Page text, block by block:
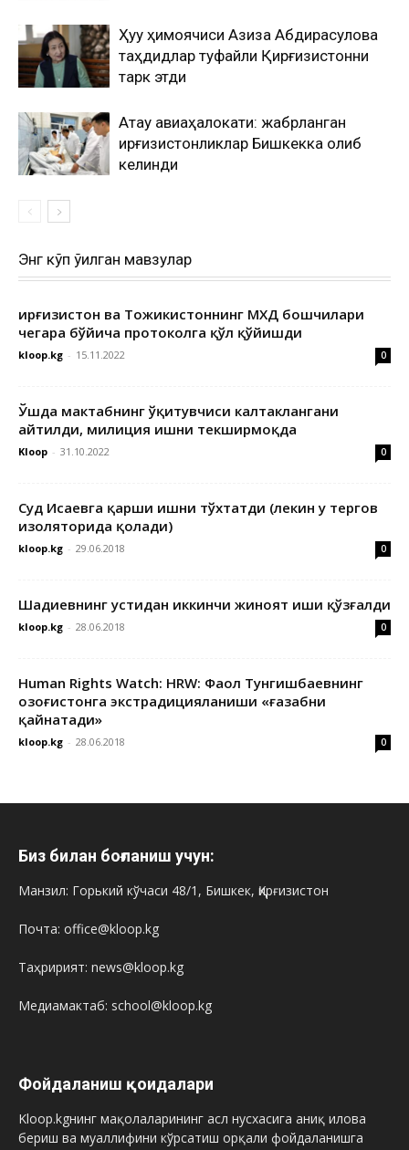
Ҳуқуқ ҳимоячиси Азиза Абдирасулова
таҳдидлар туфайли Қирғизистонни
тарк этди
Ақтау авиаҳалокати: жабрланган
қирғизистонликлар Бишкекка олиб
келинди
Энг кўп ўқилган мавзулар
Қирғизистон ва Тожикистоннинг МХДҚ бошчилари
чегара бўйича протоколга қўл қўйишди
kloop.kg - 15.11.2022 0
Ўшда мактабнинг ўқитувчиси калтаклангани
айтилди, милиция ишни текширмоқда
Kloop - 31.10.2022 0
Суд Исаевга қарши ишни тўхтатди (лекин у тергов
изоляторида қолади)
kloop.kg - 29.06.2018 0
Шадиевнинг устидан иккинчи жиноят иши қўзғалди
kloop.kg - 28.06.2018 0
Human Rights Watch: HRW: Фаол Тунгишбаевнинг
Қозоғистонга экстрадицияланиши «ғазабни
қайнатади»
kloop.kg - 28.06.2018 0
Биз билан боғланиш учун:
Манзил: Горький кўчаси 48/1, Бишкек, Қирғизистон
Почта: office@kloop.kg
Таҳририят: news@kloop.kg
Медиамактаб: school@kloop.kg
Фойдаланиш қоидалари
Kloop.kgнинг мақолаларининг асл нусхасига аниқ илова
бериш ва муаллифини кўрсатиш орқали фойдаланишга